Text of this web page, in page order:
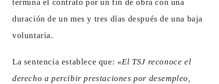
termina el contrato por un fin de obra con una
duración de un mes y tres días después de una baja
voluntaria.
La sentencia establece que: «El TSJ reconoce el
derecho a percibir prestaciones por desempleo,